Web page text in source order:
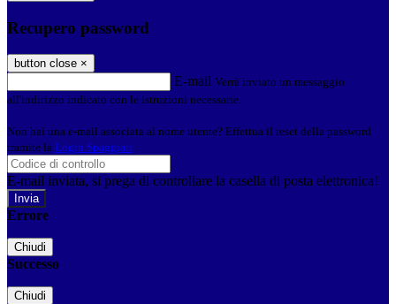
Recupero password
button close ×
E-mail Verrà inviato un messaggio
all'indirizzo indicato con le istruzioni necessarie.
Non hai una e-mail associata al nome utente? Effettua il reset della password
tramite la Login Spaggiari
E-mail inviata, si prega di controllare la casella di posta elettronica!
Errore
Chiudi
Successo
Chiudi